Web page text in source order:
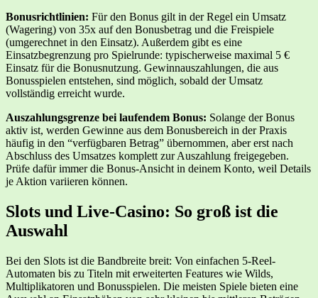
Bonusrichtlinien: Für den Bonus gilt in der Regel ein Umsatz
(Wagering) von 35x auf den Bonusbetrag und die Freispiele
(umgerechnet in den Einsatz). Außerdem gibt es eine
Einsatzbegrenzung pro Spielrunde: typischerweise maximal 5 €
Einsatz für die Bonusnutzung. Gewinnauszahlungen, die aus
Bonusspielen entstehen, sind möglich, sobald der Umsatz
vollständig erreicht wurde.
Auszahlungsgrenze bei laufendem Bonus: Solange der Bonus
aktiv ist, werden Gewinne aus dem Bonusbereich in der Praxis
häufig in den “verfügbaren Betrag” übernommen, aber erst nach
Abschluss des Umsatzes komplett zur Auszahlung freigegeben.
Prüfe dafür immer die Bonus-Ansicht in deinem Konto, weil Details
je Aktion variieren können.
Slots und Live-Casino: So groß ist die
Auswahl
Bei den Slots ist die Bandbreite breit: Von einfachen 5-Reel-
Automaten bis zu Titeln mit erweiterten Features wie Wilds,
Multiplikatoren und Bonusspielen. Die meisten Spiele bieten eine